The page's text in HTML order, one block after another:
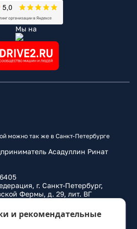
Мы на
можно так же в Санкт-Петербурге
Асадуллин Ринат
г. Санкт-Петербург,
Фермы, д. 29, лит. ВГ
конфиденциальности
и рекомендательные